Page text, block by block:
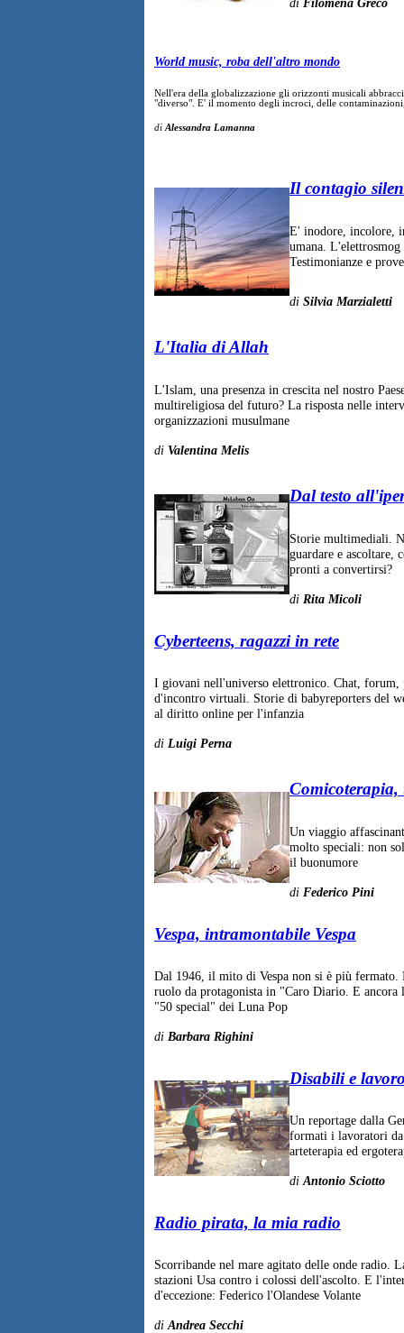
World music, roba dell'altro mondo
Nell'era della globalizzazione gli orizzonti musicali
"diverso". E' il momento degli incroci, delle
di Alessandra Lamanna
Il contagio
E' inodore, incolore,
umana.
Testimonianze e
di Silvia Marzialetti
L'Italia di Allah
L'Islam, una presenza in crescita nel nostro
multireligiosa del futuro? La risposta nelle
organizzazioni musulmane
di Valentina Melis
Dal testo
Storie multimediali.
guardare e ascoltare,
pronti a convertirsi?
di Rita Micoli
Cyberteens, ragazzi in rete
I giovani nell'universo elettronico. Chat, forum,
d'incontro virtuali. Storie di babyreporters del
al diritto online per l'infanzia
di Luigi Perna
Un viaggio
molto speciali: non
il buonumore
di Federico Pini
Vespa, intramontabile Vespa
Dal 1946, il mito di Vespa non si è più
ruolo da protagonista in "Caro Diario. E ancora
"50 special" dei Luna Pop
di Barbara Righini
Disabili e
Un reportage dalla
formati i lavoratori
arteterapia ed
di Antonio Sciotto
Radio pirata, la mia radio
Scorribande nel mare agitato delle onde radio.
stazioni Usa contro i colossi dell'ascolto. E
d'eccezione: Federico l'Olandese Volante
di Andrea Secchi